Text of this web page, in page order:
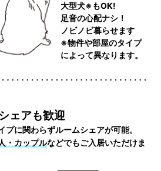
大型犬※もOK!
足音の心配ナシ！
ノビノビ暮らせます
※物件や部屋のタイプ
によって異なります。
ェアも歓迎
プに関わらずルームシェアが可能。
・カップルなどでもご入居いただけま